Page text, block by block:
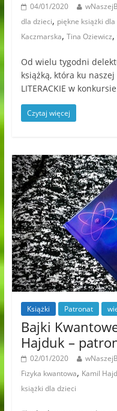
04/01/2020
dla dzieci, piękne książki dla
Kaczmarska, Tina Oziewicz,
Od wielu tygodni
książką, która ku naszej
LITERACKIE w
Czytaj więcej
Książki Patronat
Bajki
Hajduk –
02/01/2020
Fizyka kwantowa, Kamil
książki dla dzieci